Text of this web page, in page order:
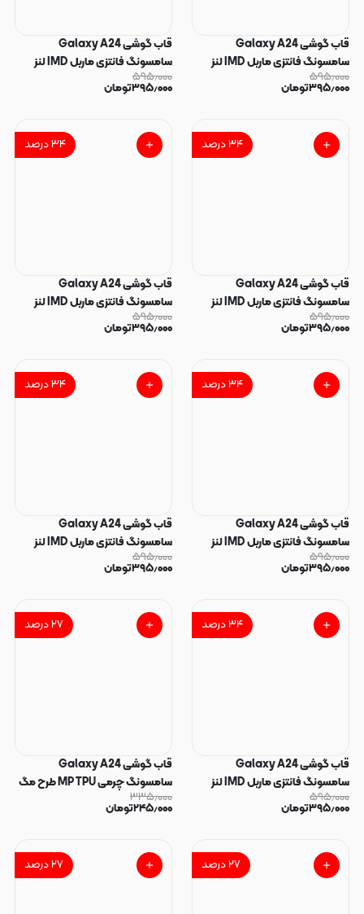
قاب گوشی Galaxy A24
سامسونگ فانتزی ماربل IMD لنز
نگین دار دور مات دکمه کرومی طرح
پاپیون کیوت کد 166017
۵۹۵٫۰۰۰
۳۹۵٫۰۰۰تومان
قاب گوشی Galaxy A24
سامسونگ فانتزی ماربل IMD لنز
نگین دار دور مات دکمه کرومی طرح
پاپیون کیوت کد 166016
۵۹۵٫۰۰۰
۳۹۵٫۰۰۰تومان
۳۴درصد
قاب گوشی Galaxy A24
سامسونگ فانتزی ماربل IMD لنز
نگین دار دور مات دکمه کرومی طرح
پاپیون کیوت کد 166015
۵۹۵٫۰۰۰
۳۹۵٫۰۰۰تومان
۳۴درصد
قاب گوشی Galaxy A24
سامسونگ فانتزی ماربل IMD لنز
نگین دار دور مات دکمه کرومی طرح
پاپیون کیوت کد 166014
۵۹۵٫۰۰۰
۳۹۵٫۰۰۰تومان
۳۴درصد
قاب گوشی Galaxy A24
سامسونگ فانتزی ماربل IMD لنز
نگین دار دور مات دکمه کرومی طرح
پاپیون کیوت کد 166013
۵۹۵٫۰۰۰
۳۹۵٫۰۰۰تومان
۳۴درصد
قاب گوشی Galaxy A24
سامسونگ فانتزی ماربل IMD لنز
نگین دار دور مات دکمه کرومی طرح
پاپیون کیوت کد 166012
۵۹۵٫۰۰۰
۳۹۵٫۰۰۰تومان
۳۴درصد
قاب گوشی Galaxy A24
سامسونگ فانتزی ماربل IMD لنز
نگین دار دور مات دکمه کرومی طرح
پاپیون کیوت کد 166011
۵۹۵٫۰۰۰
۳۹۵٫۰۰۰تومان
۲۷درصد
قاب گوشی Galaxy A24
سامسونگ چرمی MP TPU طرح مگ
سیف محافظ لنزدار قهوه ای کد
۳۳۵٫۰۰۰
۲۴۵٫۰۰۰تومان
۲۷درصد ۲۷درصد